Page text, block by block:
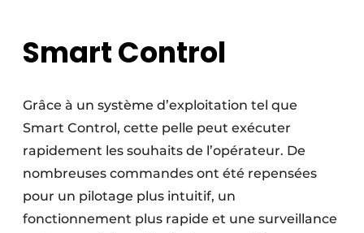
Smart Control
Grâce à un système d’exploitation tel que
Smart Control, cette pelle peut exécuter
rapidement les souhaits de l’opérateur. De
nombreuses commandes ont été repensées
pour un pilotage plus intuitif, un
fonctionnement plus rapide et une surveillance